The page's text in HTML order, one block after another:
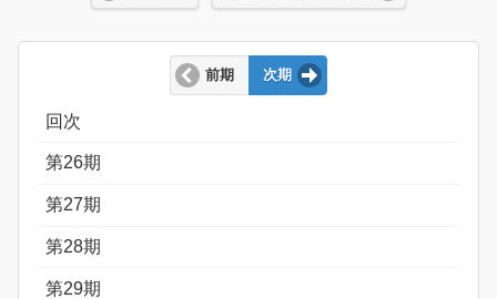
前期 次期
回次
第26期
第27期
第28期
第29期